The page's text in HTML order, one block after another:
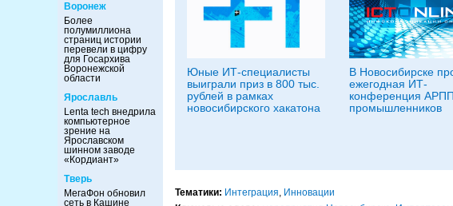
Воронеж
Более
полумиллиона
страниц истории
перевели в цифру
для Госархива
Воронежской
области
Ярославль
Lenta tech внедрила
компьютерное
зрение на
Ярославском
шинном заводе
«Кордиант»
Тверь
МегаФон обновил
сеть в Кашине
Юные ИТ-специалисты
выиграли приз в 800 тыс.
рублей в рамках
новосибирского хакатона
В Новосибирске
ежегодная ИТ-
конференция
промышленников
Тематики: Интеграция, Инновации